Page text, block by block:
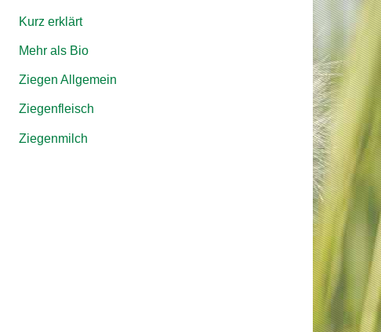
Kurz erklärt
Mehr als Bio
Ziegen Allgemein
Ziegenfleisch
Ziegenmilch